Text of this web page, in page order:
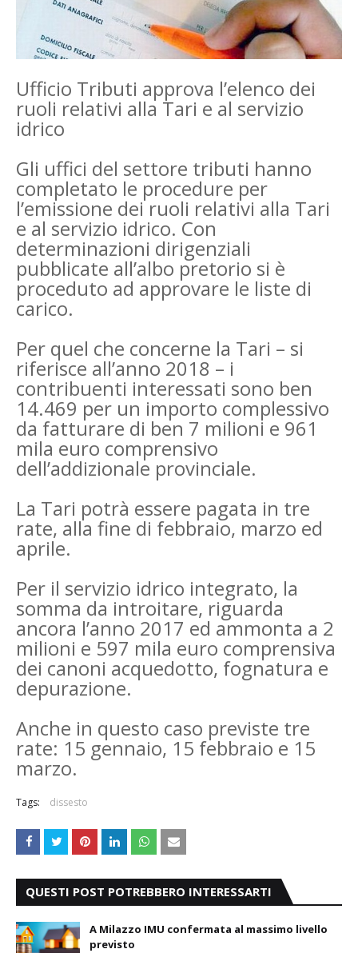
Ufficio Tributi approva l’elenco dei
ruoli relativi alla Tari e al servizio
idrico
Gli uffici del settore tributi hanno
completato le procedure per
l’emissione dei ruoli relativi alla Tari
e al servizio idrico. Con
determinazioni dirigenziali
pubblicate all’albo pretorio si è
proceduto ad approvare le liste di
carico.
Per quel che concerne la Tari – si
riferisce all’anno 2018 – i
contribuenti interessati sono ben
14.469 per un importo complessivo
da fatturare di ben 7 milioni e 961
mila euro comprensivo
dell’addizionale provinciale.
La Tari potrà essere pagata in tre
rate, alla fine di febbraio, marzo ed
aprile.
Per il servizio idrico integrato, la
somma da introitare, riguarda
ancora l’anno 2017 ed ammonta a 2
milioni e 597 mila euro comprensiva
dei canoni acquedotto, fognatura e
depurazione.
Anche in questo caso previste tre
rate: 15 gennaio, 15 febbraio e 15
marzo.
Tags: dissesto
QUESTI POST POTREBBERO INTERESSARTI
A Milazzo IMU confermata al massimo livello
previsto